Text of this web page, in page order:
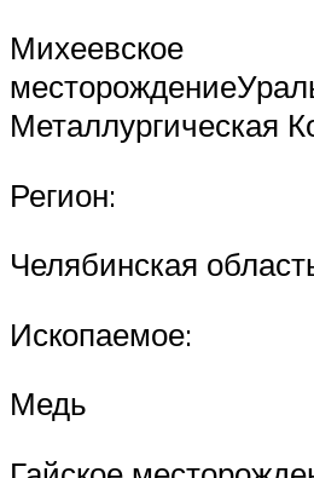
Михеевское
Металлургическая
Регион:
Челябинская
Ископаемое:
Медь